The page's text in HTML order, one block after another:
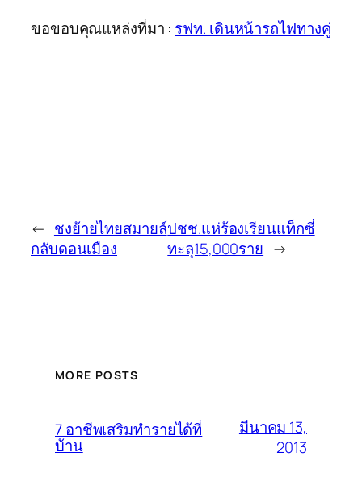
ขอขอบคุณแหล่งที่มา : รฟท. เดินหน้ารถไฟทางคู่
← ชงย้ายไทยสมายล์
กลับดอนเมือง
ปชช.แห่ร้องเรียนแท็กซี่
ทะลุ15,000ราย →
MORE POSTS
7 อาชีพเสริมทำรายได้ที่
บ้าน
มีนาคม 13,
2013